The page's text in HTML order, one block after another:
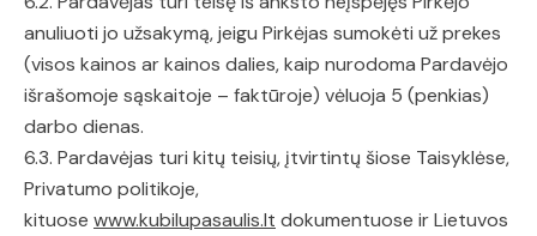
anuliuoti jo užsakymą, jeigu Pirkėjas sumokėti už prekes
(visos kainos ar kainos dalies, kaip nurodoma Pardavėjo
išrašomoje sąskaitoje – faktūroje) vėluoja 5 (penkias)
darbo dienas.
6.3. Pardavėjas turi kitų teisių, įtvirtintų šiose Taisyklėse,
Privatumo politikoje,
kituose www.kubilupasaulis.lt dokumentuose ir Lietuvos